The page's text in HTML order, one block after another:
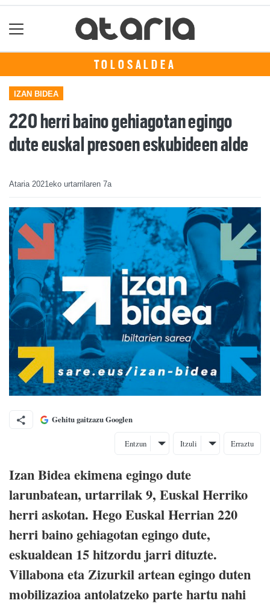
TOLOSALDEA
IZAN BIDEA
220 herri baino gehiagotan egingo
dute euskal presoen eskubideen alde
Ataria 2021eko urtarrilaren 7a
Gehitu gaitzazu Googlen
Entzun Itzuli Erraztu
Izan Bidea ekimena egingo dute
larunbatean, urtarrilak 9, Euskal Herriko
herri askotan. Hego Euskal Herrian 220
herri baino gehiagotan egingo dute,
eskualdean 15 hitzordu jarri dituzte.
Villabona eta Zizurkil artean egingo duten
mobilizazioa antolatzeko parte hartu nahi